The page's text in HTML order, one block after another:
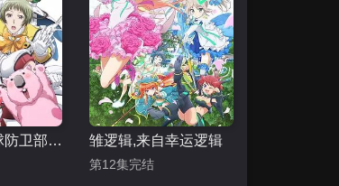
美男高校地球防卫部LOVE 雏逻辑,来自幸运逻辑
第12集完结